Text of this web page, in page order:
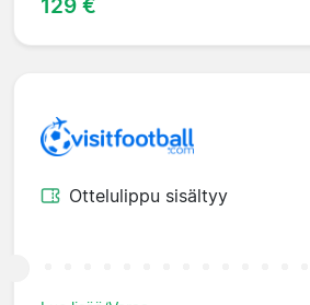
129 €
Ottelulippu sisältyy